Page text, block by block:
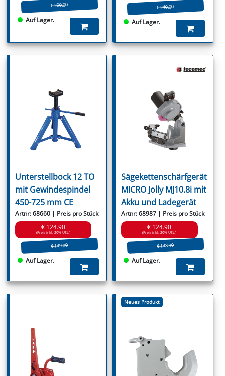
€ 299.00
Auf Lager.
€ 249.00
Auf Lager.
Unterstellbock 12 TO
mit Gewindespindel
450-725 mm CE
Artnr: 68660 | Preis pro Stück
€ 124.90
(Preis inkl. 20% USt.)
€ 149.00
Auf Lager.
Sägekettenschärfgerät
MICRO Jolly MJ10.8i mit
Akku und Ladegerät
Artnr: 68987 | Preis pro Stück
€ 124.90
(Preis inkl. 20% USt.)
€ 148.90
Auf Lager.
Neues Produkt